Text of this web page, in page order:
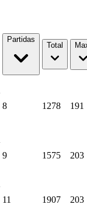
Partidas
Total
8 1278 191
9 1575 203
11 1907 203